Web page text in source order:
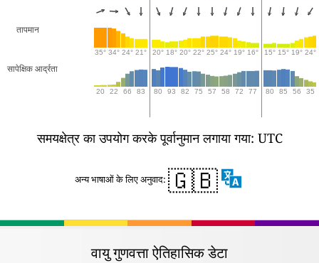
तापमान
35° 34° 24° 21° 20° 18° 20° 22° 25° 24° 19° 16° 15° 15° 19° 24°
सापेक्षिक आर्द्रता
20 22 66 83 80 93 82 75 57 58 72 77 80 85 56 35
समयक्षेत्र का उपयोग करके पूर्वानुमान लगाया गया: UTC
अन्य भाषाओं के लिए अनुवाद: 🇬🇧
वायु गुणवत्ता ऐतिहासिक डेटा